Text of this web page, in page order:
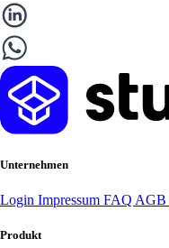
Unternehmen
Login Impressum FAQ AGB
Produkt